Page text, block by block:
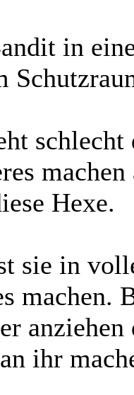
in
Hexe.
sie in
machen.
ihr